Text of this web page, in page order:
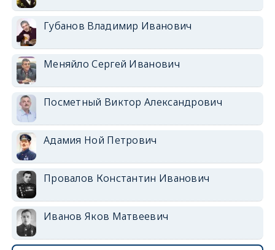
Губанов Владимир Иванович
Меняйло Сергей Иванович
Посметный Виктор Александрович
Адамия Ной Петрович
Провалов Константин Иванович
Иванов Яков Матвеевич